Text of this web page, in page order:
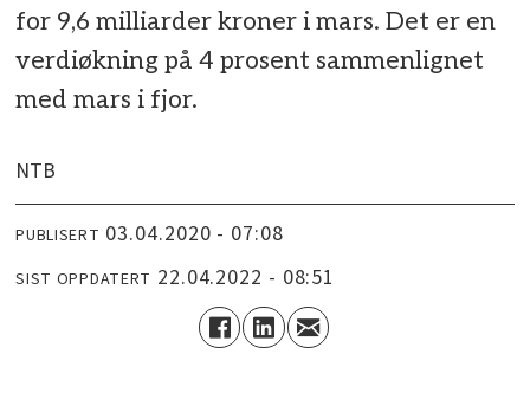
for 9,6 milliarder kroner i mars. Det er en
verdiøkning på 4 prosent sammenlignet
med mars i fjor.
NTB
PUBLISERT 03.04.2020 - 07:08
SIST OPPDATERT 22.04.2022 - 08:51